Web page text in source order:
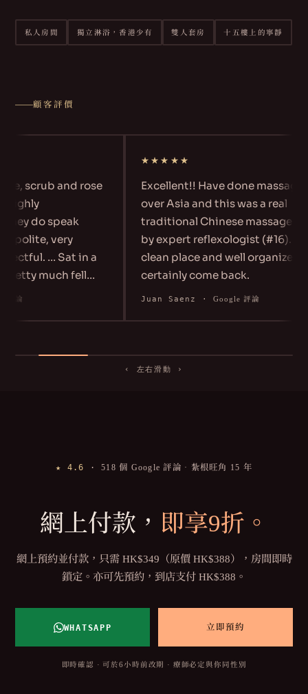
私人房間 獨立淋浴，香港少有 雙人套房 十五樓上的寧靜
顧客評價
scrub and rose
do speak
polite, very
… Sat in a
much fell
★★★★★
Excellent!! Have done massage
over Asia and this was a real
traditional Chinese massage
by expert reflexologist (#16).
clean place and well organized.
certainly come back.
Juan Saenz· Google 評論
‹ 左右滑動 ›
★ 4.6 ·518 個 Google 評論 · 紮根旺角 15 年
網上付款， 即享9折。
網上預約並付款，只需 HK$349（原價 HK$388），房間即時
鎖定。亦可先預約，到店支付 HK$388。
WHATSAPP 立即預約
即時確認 · 可於6小時前改期 · 療師必定與你同性別